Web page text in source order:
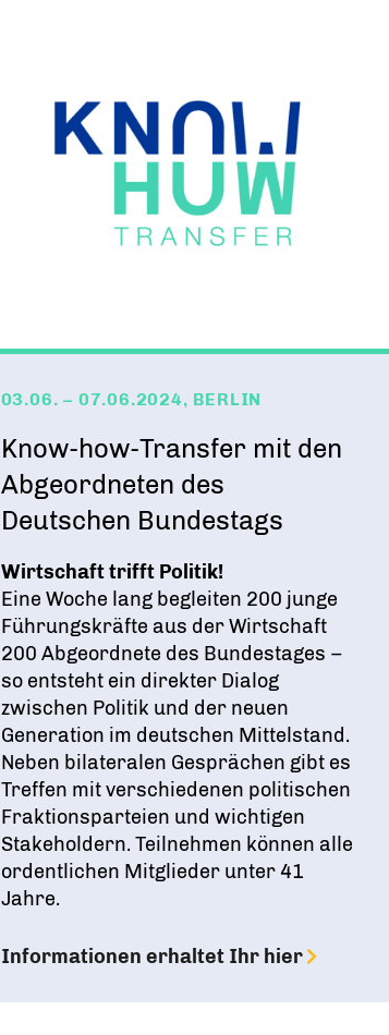
03.06. – 07.06.2024, BERLIN
Know-how-Transfer mit den
Abgeordneten des
Deutschen Bundestags
Wirtschaft trifft Politik!
Eine Woche lang begleiten 200 junge
Führungskräfte aus der Wirtschaft
200 Abgeordnete des Bundestages –
so entsteht ein direkter Dialog
zwischen Politik und der neuen
Generation im deutschen Mittelstand.
Neben bilateralen Gesprächen gibt es
Treffen mit verschiedenen politischen
Fraktionsparteien und wichtigen
Stakeholdern. Teilnehmen können alle
ordentlichen Mitglieder unter 41
Jahre.
Informationen erhaltet Ihr hier